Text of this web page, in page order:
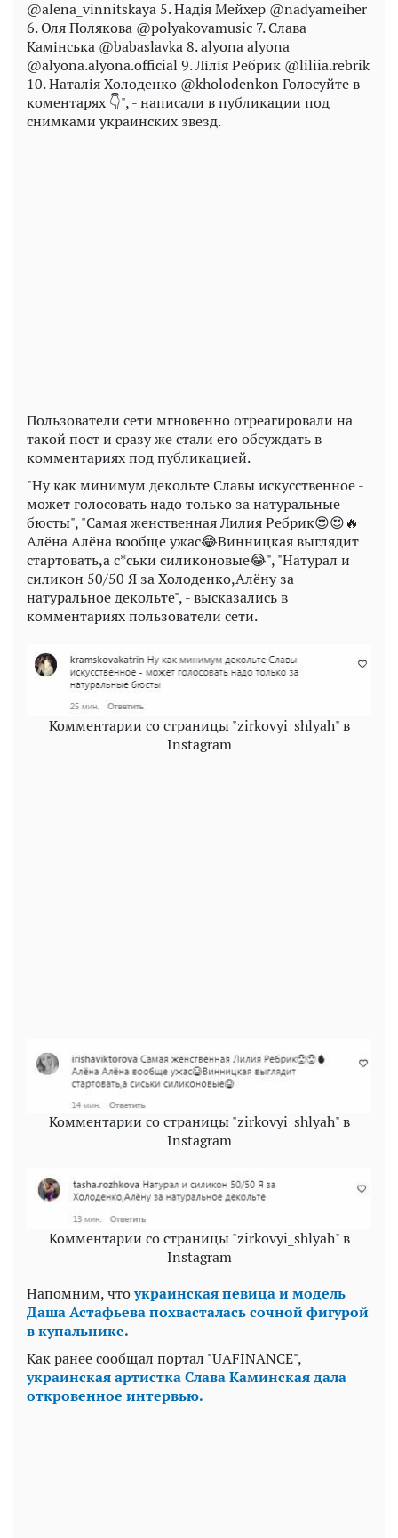
@alena_vinnitskaya 5. Надія Мейхер @nadyameiher
6. Оля Полякова @polyakovamusic 7. Слава
Камінська @babaslavka 8. alyona alyona
@alyona.alyona.official 9. Лілія Ребрик @liliia.rebrik
10. Наталія Холоденко @kholodenkon Голосуйте в
коментарях 👇", - написали в публикации под
снимками украинских звезд.
Пользователи сети мгновенно отреагировали на
такой пост и сразу же стали его обсуждать в
комментариях под публикацией.
"Ну как минимум декольте Славы искусственное -
может голосовать надо только за натуральные
бюсты", "Самая женственная Лилия Ребрик😍😍🔥
Алёна Алёна вообще ужас😂Винницкая выглядит
стартовать,а с*ськи силиконовые😂", "Натурал и
силикон 50/50 Я за Холоденко,Алёну за
натуральное декольте", - высказались в
комментариях пользователи сети.
Комментарии со страницы "zirkovyi_shlyah" в
Instagram
Комментарии со страницы "zirkovyi_shlyah" в
Instagram
Комментарии со страницы "zirkovyi_shlyah" в
Instagram
Напомним, чтоукраинская певица и модель
Даша Астафьева похвасталась сочной фигурой
в купальнике.
Как ранее сообщал портал "UAFINANCE",
украинская артистка Слава Каминская дала
откровенное интервью.